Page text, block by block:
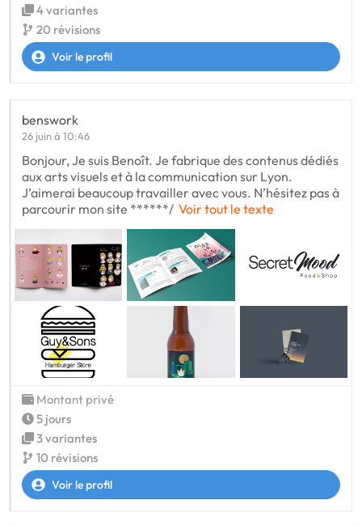
4 variantes
20 révisions
Voir le profil
benswork
26 juin à 10:46
Bonjour, Je suis Benoît. Je fabrique des contenus dédiés
aux arts visuels et à la communication sur Lyon.
J’aimerai beaucoup travailler avec vous. N’hésitez pas à
parcourir mon site ******/ Voir tout le texte
Montant privé
5 jours
3 variantes
10 révisions
Voir le profil